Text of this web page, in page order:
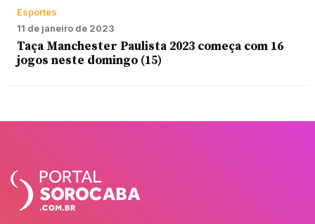
Esportes
11 de janeiro de 2023
Taça Manchester Paulista 2023 começa com 16
jogos neste domingo (15)